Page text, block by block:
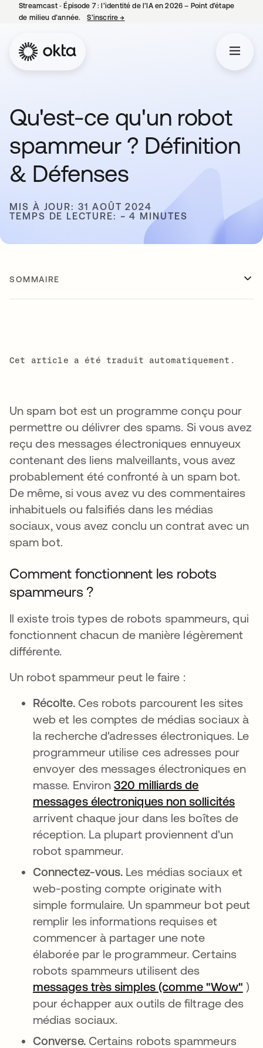
Streamcast ‑ Épisode 7 : l’identité de l’IA en 2026 – Point d’étape
de milieu d’année.
S’inscrire→
Qu'est-ce qu'un robot
spammeur ? Définition
& Défenses
MIS À JOUR: 31 AOÛT 2024
TEMPS DE LECTURE: ~ 4 MINUTES
SOMMAIRE
Cet article a été traduit automatiquement.
Un spam bot est un programme conçu pour
permettre ou délivrer des spams. Si vous avez
reçu des messages électroniques ennuyeux
contenant des liens malveillants, vous avez
probablement été confronté à un spam bot.
De même, si vous avez vu des commentaires
inhabituels ou falsifiés dans les médias
sociaux, vous avez conclu un contrat avec un
spam bot.
Comment fonctionnent les robots
spammeurs ?
Il existe trois types de robots spammeurs, qui
fonctionnent chacun de manière légèrement
différente.
Un robot spammeur peut le faire :
Récolte. Ces robots parcourent les sites
web et les comptes de médias sociaux à
la recherche d'adresses électroniques. Le
programmeur utilise ces adresses pour
envoyer des messages électroniques en
masse. Environ320 milliards de
messages électroniques non sollicités
arrivent chaque jour dans les boîtes de
réception. La plupart proviennent d'un
robot spammeur.
Connectez-vous. Les médias sociaux et
web-posting compte originate with
simple formulaire. Un spammeur bot peut
remplir les informations requises et
commencer à partager une note
élaborée par le programmeur. Certains
robots spammeurs utilisent des
messages très simples (comme "Wow" )
pour échapper aux outils de filtrage des
médias sociaux.
Converse. Certains robots spammeurs